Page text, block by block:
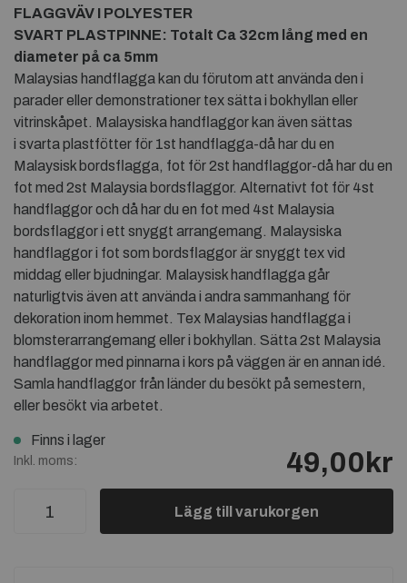
FLAGGVÄV I POLYESTER
SVART PLASTPINNE: Totalt Ca 32cm lång med en
diameter på ca 5mm
Malaysias handflagga kan du förutom att använda den i
parader eller demonstrationer tex sätta i bokhyllan eller
vitrinskåpet. Malaysiska handflaggor kan även sättas
i svarta plastfötter för 1st handflagga-då har du en
Malaysisk bordsflagga, fot för 2st handflaggor-då har du en
fot med 2st Malaysia bordsflaggor. Alternativt fot för 4st
handflaggor och då har du en fot med 4st Malaysia
bordsflaggor i ett snyggt arrangemang. Malaysiska
handflaggor i fot som bordsflaggor är snyggt tex vid
middag eller bjudningar. Malaysisk handflagga går
naturligtvis även att använda i andra sammanhang för
dekoration inom hemmet. Tex Malaysias handflagga i
blomsterarrangemang eller i bokhyllan. Sätta 2st Malaysia
handflaggor med pinnarna i kors på väggen är en annan idé.
Samla handflaggor från länder du besökt på semestern,
eller besökt via arbetet.
Finns i lager
Inkl. moms: 49,00kr
Lägg till varukorgen